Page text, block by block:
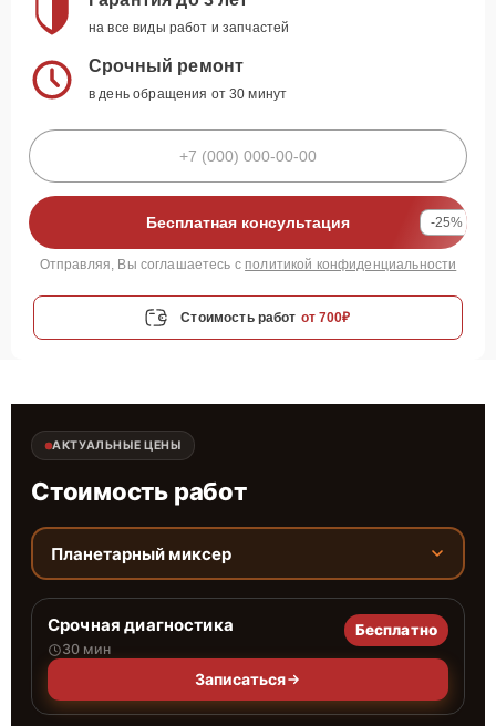
на все виды работ и запчастей
Срочный ремонт
в день обращения от 30 минут
Бесплатная консультация -25%
Отправляя, Вы соглашаетесь с политикой конфиденциальности
Стоимость работ от 700₽
АКТУАЛЬНЫЕ ЦЕНЫ
Стоимость работ
Планетарный миксер
Срочная диагностика
30 мин
Бесплатно
Записаться